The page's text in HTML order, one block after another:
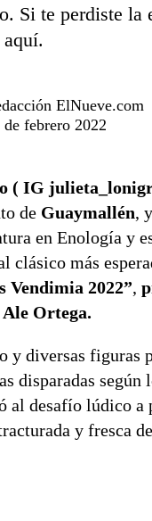
Si te perdiste la
ElNueve.com
de febrero 2022
( IG
de Guaymallén,
en Enología y
clásico más
Vendimia 2022”,
Ortega.
y diversas figuras
disparadas según
al desafío lúdico a
y fresca